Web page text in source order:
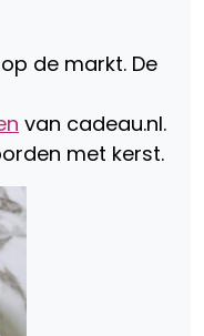
de markt. De
van cadeau.nl.
met kerst.